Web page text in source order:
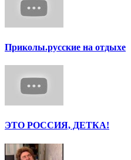
Приколы.русские на отдыхе
ЭТО РОССИЯ, ДЕТКА!